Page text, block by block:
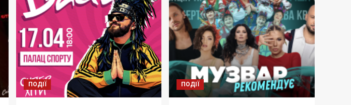
ПОДІЇ ПОДІЇ